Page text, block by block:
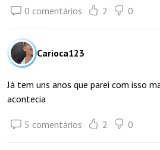
0 comentários 2 0
Carioca123
Já tem uns anos que parei com isso
acontecia
5 comentários 2 0